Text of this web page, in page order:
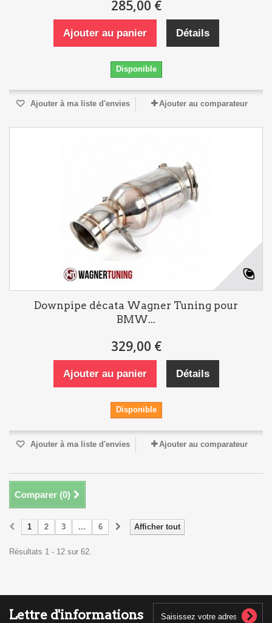
285,00 €
Ajouter au panier Détails
Disponible
Ajouter à ma liste d'envies Ajouter au comparateur
Downpipe décata Wagner Tuning pour
BMW...
329,00 €
Ajouter au panier Détails
Disponible
Ajouter à ma liste d'envies Ajouter au comparateur
Comparer (0)
Afficher tout
1 2 3 ... 6
Résultats 1 - 12 sur 62.
Lettre d'informations